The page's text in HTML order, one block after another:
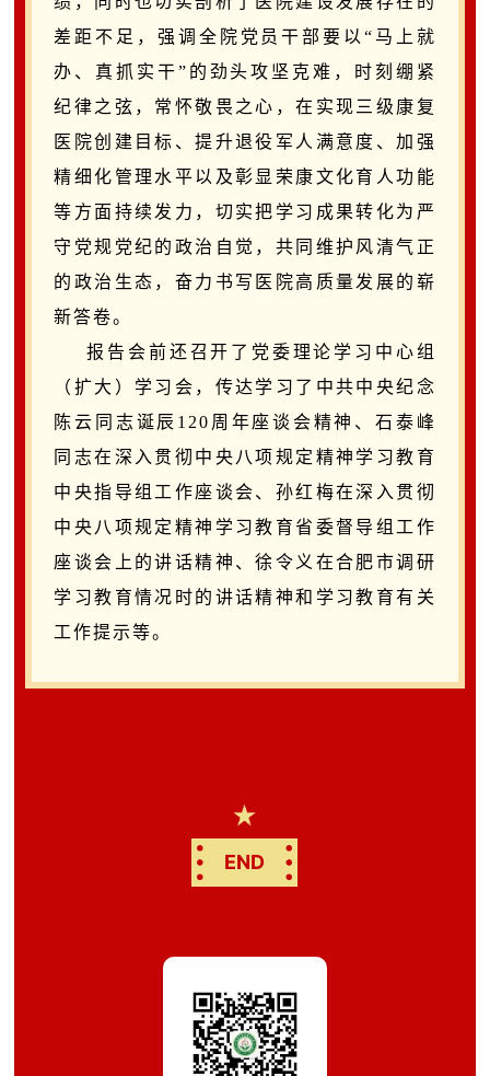
差距不足，强调全院 党员干部要 以 “马上就
办、真抓实干”的劲头攻坚克难，时刻绷紧
纪律之弦，常怀敬畏之心，在实现三级康复
医院创建目标、提升退役军人满意度、加强
精细化管理水平以及彰显荣康文化育人功能
等方面持续发力， 切实把学习成果转化为严
守党规党纪的政治自觉，共同维护风清气正
的政治生态，奋力书写医院高质量发展的崭
新答卷。
报告会前还召开了 党委理论学习中心组
（扩大）学习 会，传达学习了中共中央纪念
陈云同志诞辰 120周年座谈会精神、石泰峰
同志在深入贯彻中央八项规定精神学习教育
中央指导组工作座谈会、孙红梅在深入贯彻
中央八项规定精神学习教育省委督导组工作
座谈会上的讲话精神、徐令义在合肥市调研
学习教育情况时的讲话精神和学习教育有关
工作提示等。
END